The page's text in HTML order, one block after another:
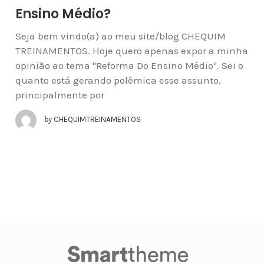
Ensino Médio?
Seja bem vindo(a) ao meu site/blog CHEQUIM
TREINAMENTOS. Hoje quero apenas expor a minha
opinião ao tema "Reforma Do Ensino Médio". Sei o
quanto está gerando polêmica esse assunto,
principalmente por
by CHEQUIMTREINAMENTOS